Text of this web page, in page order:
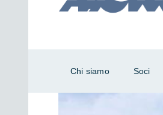
Chi siamo Soci